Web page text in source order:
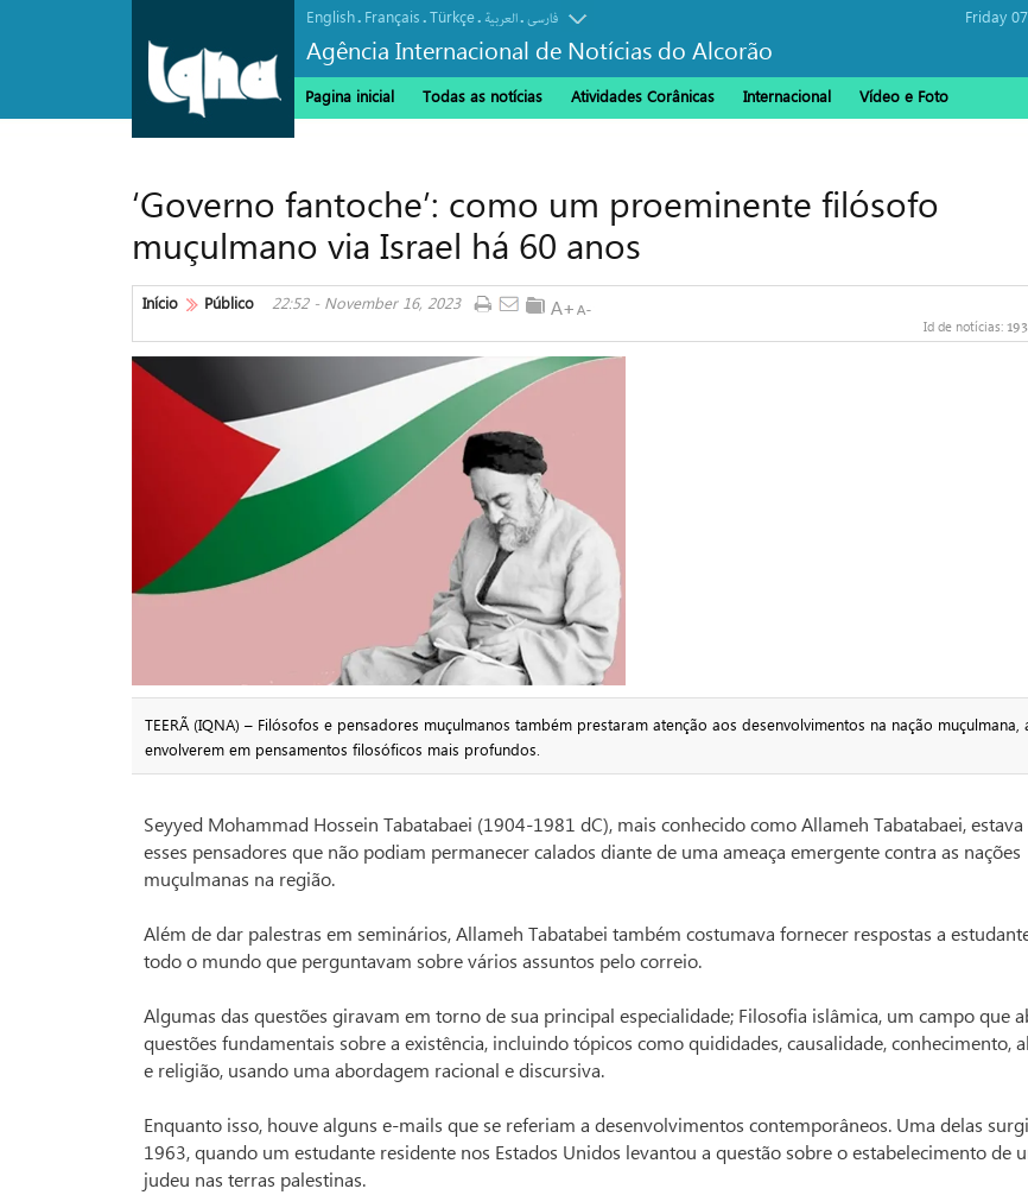
English. Français.Türkçe. العربیة.فارسی
Agência Internacional de Notícias do Alcorão
Friday
Pagina inicial Todas as notícias Atividades Corânicas Internacional Vídeo e Foto
‘Governo fantoche’: como um proeminente filósofo
muçulmano via Israel há 60 anos
Início Público 22:52 - November 16, 2023
Id de notícias:
TEERÃ (IQNA) – Filósofos e pensadores muçulmanos também prestaram atenção aos desenvolvimentos na nação muçulmana,
envolverem em pensamentos filosóficos mais profundos.
Seyyed Mohammad Hossein Tabatabaei (1904-1981 dC), mais conhecido como Allameh Tabatabaei,
esses pensadores que não podiam permanecer calados diante de uma ameaça emergente contra as nações
muçulmanas na região.
Além de dar palestras em seminários, Allameh Tabatabei também costumava fornecer respostas a
todo o mundo que perguntavam sobre vários assuntos pelo correio.
Algumas das questões giravam em torno de sua principal especialidade; Filosofia islâmica, um campo que
questões fundamentais sobre a existência, incluindo tópicos como quididades, causalidade, conhecimento,
e religião, usando uma abordagem racional e discursiva.
Enquanto isso, houve alguns e-mails que se referiam a desenvolvimentos contemporâneos. Uma delas
1963, quando um estudante residente nos Estados Unidos levantou a questão sobre o estabelecimento de
judeu nas terras palestinas.